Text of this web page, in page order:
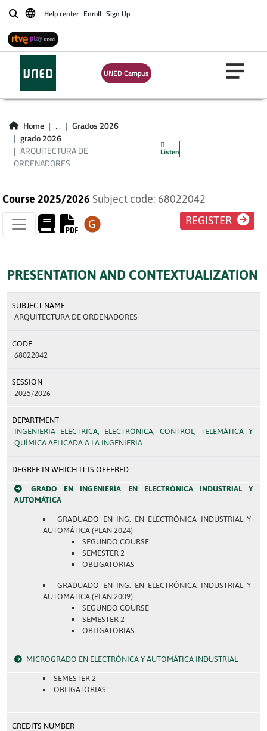
BuscarHelp center Enroll Sign Up
UNED Campus
Home ...
Grados 2026
grado 2026
ARQUITECTURA DE
ORDENADORES
Listen
ARQUITECTURA DE
ORDENADORES
Course 2025/2026 Subject code: 68022042
REGISTER
PRESENTATION AND CONTEXTUALIZATION
SUBJECT NAME
ARQUITECTURA DE ORDENADORES
CODE
68022042
SESSION
2025/2026
DEPARTMENT
INGENIERÍA ELÉCTRICA, ELECTRÓNICA, CONTROL, TELEMÁTICA Y
QUÍMICA APLICADA A LA INGENIERÍA
DEGREE IN WHICH IT IS OFFERED
GRADO EN INGENIERÍA EN ELECTRÓNICA INDUSTRIAL Y
AUTOMÁTICA
GRADUADO EN ING. EN ELECTRÓNICA INDUSTRIAL Y
AUTOMÁTICA (PLAN 2024)
SEGUNDO COURSE
SEMESTER 2
OBLIGATORIAS
GRADUADO EN ING. EN ELECTRÓNICA INDUSTRIAL Y
AUTOMÁTICA (PLAN 2009)
SEGUNDO COURSE
SEMESTER 2
OBLIGATORIAS
MICROGRADO EN ELECTRÓNICA Y AUTOMÁTICA INDUSTRIAL
SEMESTER 2
OBLIGATORIAS
CREDITS NUMBER